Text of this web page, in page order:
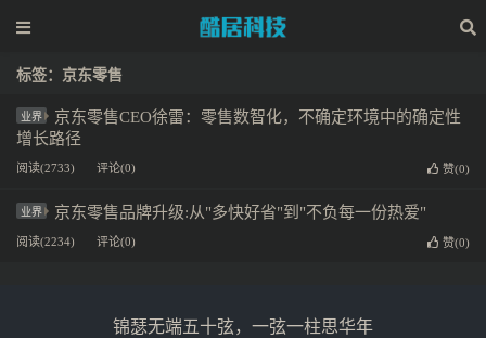
标签：京东零售
业界
京东零售CEO徐雷：零售数智化，不确定环境中的确定性
增长路径
阅读(2733) 评论(0) 赞(0)
业界 京东零售品牌升级:从"多快好省"到"不负每一份热爱"
阅读(2234) 评论(0) 赞(0)
锦瑟无端五十弦，一弦一柱思华年